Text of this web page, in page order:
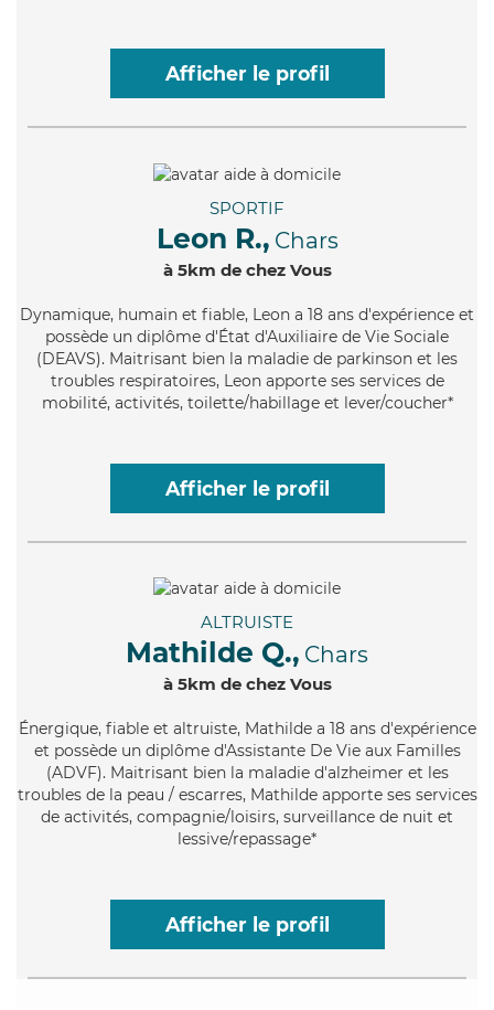
Afficher le profil
SPORTIF
Leon R., Chars
à 5km de chez Vous
Dynamique, humain et fiable, Leon a 18 ans d'expérience et
possède un diplôme d'État d'Auxiliaire de Vie Sociale
(DEAVS). Maitrisant bien la maladie de parkinson et les
troubles respiratoires, Leon apporte ses services de
mobilité, activités, toilette/habillage et lever/coucher*
Afficher le profil
ALTRUISTE
Mathilde Q., Chars
à 5km de chez Vous
Énergique, fiable et altruiste, Mathilde a 18 ans d'expérience
et possède un diplôme d'Assistante De Vie aux Familles
(ADVF). Maitrisant bien la maladie d'alzheimer et les
troubles de la peau / escarres, Mathilde apporte ses services
de activités, compagnie/loisirs, surveillance de nuit et
lessive/repassage*
Afficher le profil